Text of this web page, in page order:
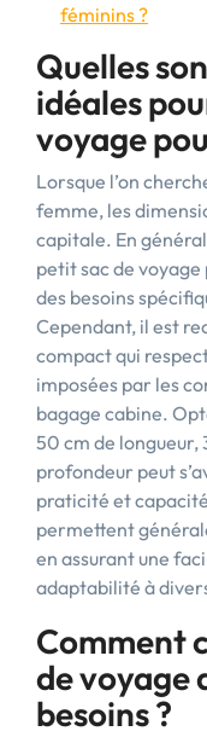
féminins ?
Quelles
idéales
voyage
Lorsque l’on
femme, les
capitale. En
petit sac de
des besoins
Cependant, il est
compact qui
imposées par les
bagage cabine.
50 cm de longueur,
profondeur peut
praticité et
permettent
en assurant une
adaptabilité à
Comment
de voyage
besoins ?